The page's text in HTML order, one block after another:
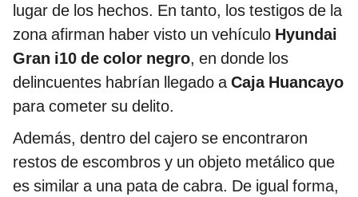
lugar de los hechos. En tanto, los testigos de la
zona afirman haber visto un vehículo Hyundai
Gran i10 de color negro, en donde los
delincuentes habrían llegado aCaja Huancayo
para cometer su delito.
Además, dentro del cajero se encontraron
restos de escombros y un objeto metálico que
es similar a una pata de cabra. De igual forma,